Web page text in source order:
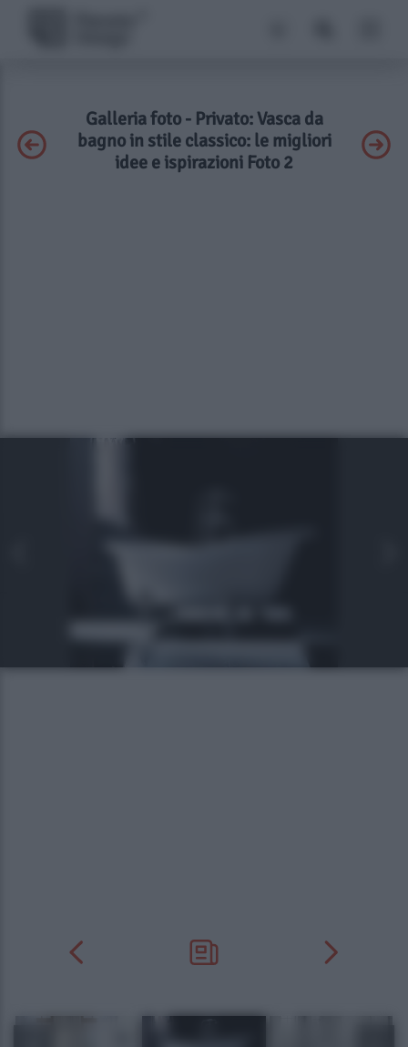
Galleria foto - Privato: Vasca da
bagno in stile classico: le migliori
idee e ispirazioni Foto 2